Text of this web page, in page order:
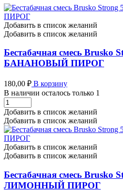
Добавить в список желаний
Добавить в список желаний
Бестабачная смесь Brusko
БАНАНОВЫЙ ПИРОГ
180,00 ₽ В корзину
В наличии осталось только 1
Бестабачная
смесь
Brusko
Strong
50
гр
-
БАНАНОВЫЙ
ПИРОГ
количество
Добавить в список желаний
Добавить в список желаний
Добавить в список желаний
Добавить в список желаний
Бестабачная смесь Brusko
ЛИМОННЫЙ ПИРОГ